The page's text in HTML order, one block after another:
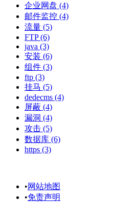
企业网盘 (4)
邮件监控 (4)
流量 (5)
FTP(6)
java (3)
安装 (6)
组件 (3)
ftp (3)
挂马 (5)
dedecms (4)
屏蔽 (4)
漏洞 (4)
攻击 (5)
数据库 (6)
https (3)
•网站地图
•免责声明